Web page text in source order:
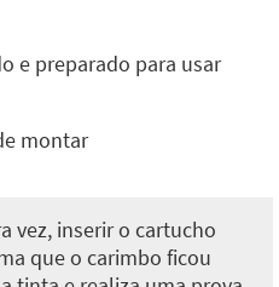
e preparado para usar
montar
vez, inserir o cartucho
que o carimbo ficou